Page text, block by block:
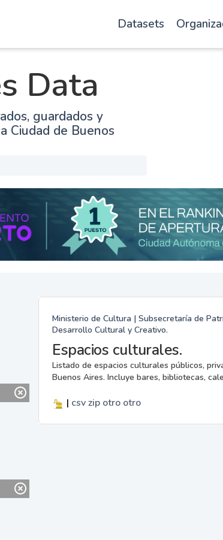
Datasets
Data
guardados y
Ciudad de Buenos
Ministerio de Cultura | Subsecretaría de
Desarrollo Cultural y Creativo.
Espacios culturales.
Listado de espacios culturales públicos,
Buenos Aires. Incluye bares, bibliotecas,
| csvzip otro otro